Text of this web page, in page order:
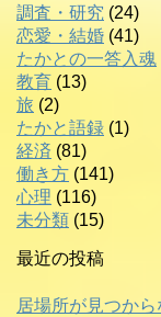
調査・研究 (24)
恋愛・結婚 (41)
たかとの一答入魂
教育 (13)
旅 (2)
たかと語録 (1)
経済 (81)
働き方 (141)
心理 (116)
未分類 (15)
最近の投稿
居場所が見つか